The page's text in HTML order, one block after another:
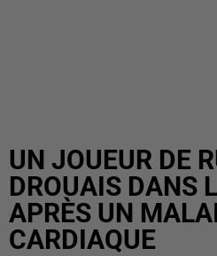
UN JOUEUR DE
DROUAIS DANS
APRÈS UN
CARDIAQUE